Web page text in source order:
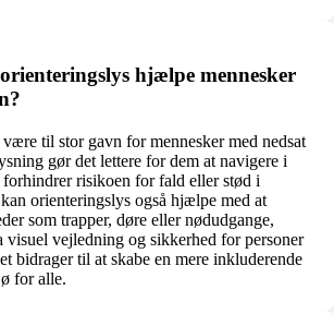
hjælpe mennesker
til stor gavn for mennesker med nedsat
gør det lettere for dem at navigere i
risikoen for fald eller stød i
orienteringslys også hjælpe med at
som trapper, døre eller nødudgange,
visuel vejledning og sikkerhed for personer
bidrager til at skabe en mere inkluderende
for alle.